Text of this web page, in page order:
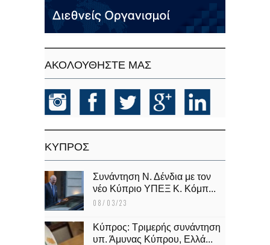
ΑΚΟΛΟΥΘΗΣΤΕ ΜΑΣ
KΥΠΡΟΣ
Συνάντηση Ν. Δένδια με τον
νέο Κύπριο ΥΠΕΞ Κ. Κόμπ...
08/03/23
Κύπρος: Τριμερής συνάντηση
υπ. Άμυνας Κύπρου, Ελλά...